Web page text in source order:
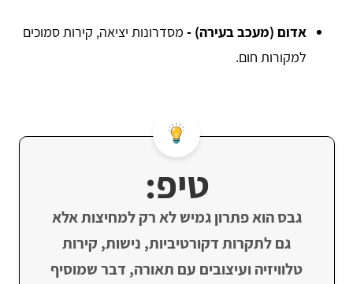
אדום (מעכב בעירה) - מסדרונות יציאה, קירות סמוכים
למקורות חום.
טיפ:
גבס הוא פתרון גמיש לא רק למחיצות אלא
גם לתקרות דקורטיביות, נישות, קירות
טלוויזיה ועיצובים עם תאורה, דבר שמוסיף